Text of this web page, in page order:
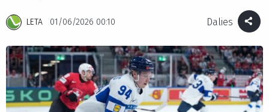
LETA 01/06/2026 00:10 Dalies